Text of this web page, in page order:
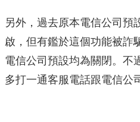
另外，過去原本電信公司預
啟，但有鑑於這個功能被詐
電信公司預設均為關閉。不
多打一通客服電話跟電信公